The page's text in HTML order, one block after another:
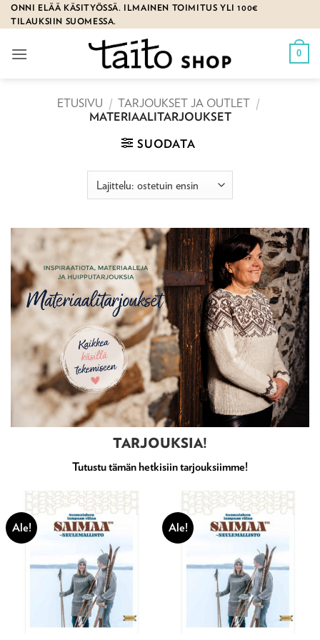
Skip
to
ONNI ELÄÄ KÄSITYÖSSÄ. ILMAINEN TOIMITUS YLI 100€
TILAUKSIIN SUOMESSA.
0
ETUSIVU / TARJOUKSET JA OUTLET /
MATERIAALITARJOUKSET
SUODATA
TARJOUKSIA!
Tutustu tämän hetkisiin tarjouksiimme!
Ale! Ale!